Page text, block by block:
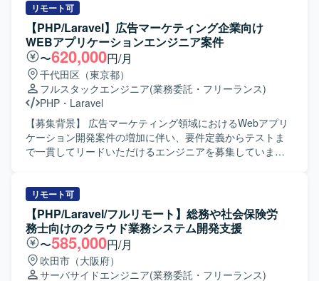
担当いただきます。 多数のプリセットプロンプトを備えた
Webアプリケーションに対して、お客様の業務特性に合わ
せたカスタマイズや機能拡張を行っていただきます。 お客
様ごとに最適化したWebアプリケーションと自社独自開発
プラグインの連携実装を行い、業務ニーズに即したソリュ
ーションを構築していただきます。 要件調整や技術スタッ
ク選定などの上流工程に参画し、仕様策定から実装、テス
ト、リリース後の改善までを継続的に対応していただきま
す。 【求める人物像】 生成AI技術や最新のWeb技術への関
心が高く、自ら情報収集しながら主体的にキャッチアップ
できる方を求めております。 顧客とのコミュニケーション
ロントエンドまで幅広く対応しつつ、チームメンバーと協
調しながら成果物の品質向上に取り組める方を想定してお
ります。 【ポジションの魅力】 Azure OpenAI や Gemini
などの最先端生成AIモデルを活用したプロダクト開発に携
わることで、実践的なAI活用スキルを身につけていただけ
ます。 要件定義から運用まで一貫して関わることができる
リモート可
【PHP/Laravel】広告マーケティング企業向け
WEBアプリケーションエンジニア案件
〜620,000円/月
千代田区（東京都）
フルスタックエンジニア(業務委託・フリーランス)
PHP ・ Laravel
【募集背景】 広告マーケティング領域におけるWebアプリ
ケーション開発案件の増加に伴い、要件定義からテストま
で一貫してリードいただけるエンジニアを募集していま
およびJavaScriptを用いたWebアプリケーションの開発・テ
ストを行いながら、社内外の関係者と連携し、課題解決や
調整業務を進めていただきます。自社ローコード開発プラ
ットフォームの導入・カスタマイズ・運用支援を行い、プ
ロジェクト進行に伴うリソース管理や成果物レビュー、品
質チェックまでをご担当いただきます。 【求める人物像】
リモート可
【PHP/Laravel/フルリモート】総務や社会保険労
務士向けのクラウド業務システム開発支援
〜585,000円/月
吹田市（大阪府）
サーバサイドエンジニア(業務委託・フリーランス)